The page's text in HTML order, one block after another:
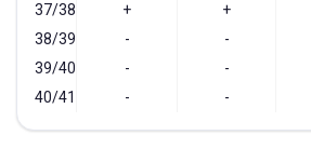
37/38
+ +
38/39
- -
39/40
- -
40/41
- -